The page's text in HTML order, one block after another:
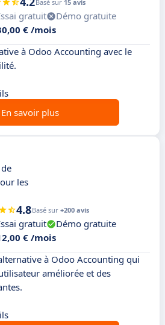
Basé sur 15 avis
gratuit
Démo gratuite
€ /mois
à Odoo Accounting avec le
En savoir plus
les
4.8Basé sur +200 avis
gratuit
Démo gratuite
€ /mois
à Odoo Accounting qui
améliorée et des